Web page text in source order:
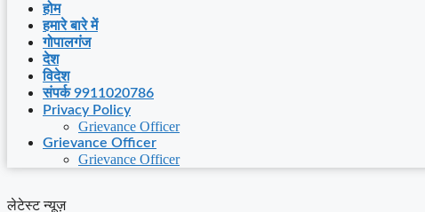
होम
हमारे बारे में
गोपालगंज
देश
विदेश
संपर्क 9911020786
Privacy Policy
Grievance Officer
Grievance Officer
Grievance Officer
लेटेस्ट न्यूज़